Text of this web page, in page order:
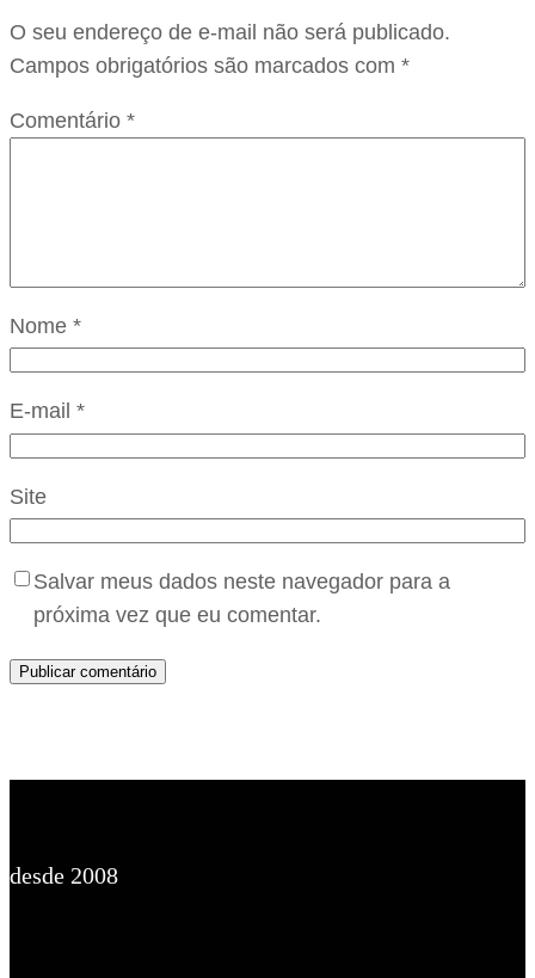
O seu endereço de e-mail não será publicado.
Campos obrigatórios são marcados com *
Comentário *
Nome *
E-mail *
Site
Salvar meus dados neste navegador para a
próxima vez que eu comentar.
desde 2008